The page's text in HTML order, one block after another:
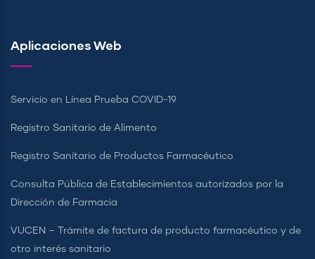
Aplicaciones Web
Servicio en Línea Prueba COVID-19
Registro Sanitario de Alimento
Registro Sanitario de Productos Farmacéutico
Consulta Pública de Establecimientos autorizados por la
Dirección de Farmacia
VUCEN – Trámite de factura de producto farmacéutico y de
otro interés sanitario